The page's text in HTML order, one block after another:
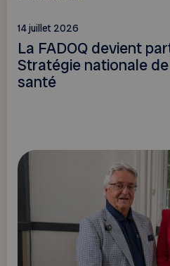
14 juillet 2026
La FADOQ devient
Stratégie nationale
santé